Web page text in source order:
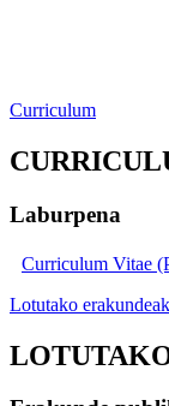
Curriculum
Laburpena
Curriculum Vitae
Lotutako erakundeak